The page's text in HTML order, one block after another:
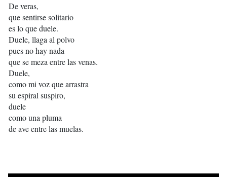
De veras,
que sentirse solitario
es lo que duele.
Duele, llaga al polvo
pues no hay nada
que se meza entre las venas.
Duele,
como mi voz que arrastra
su espiral suspiro,
duele
como una pluma
de ave entre las muelas.